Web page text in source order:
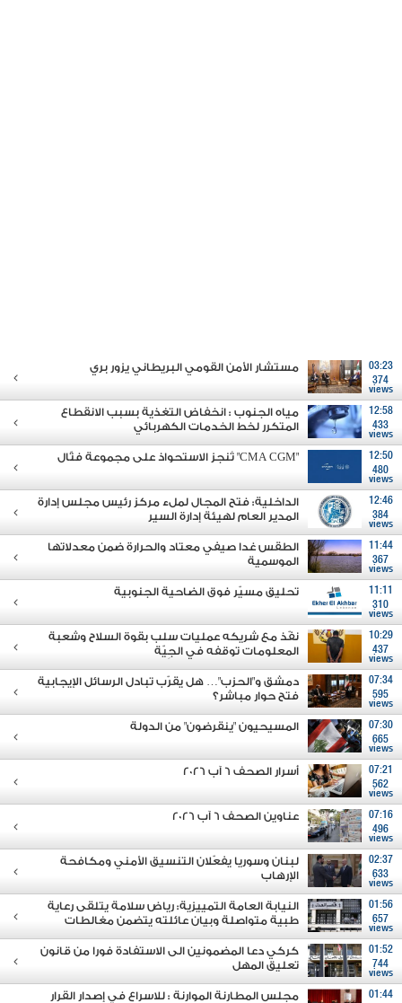
03:23
374
views
مستشار الأمن القومي البريطاني يزور بري
12:58
433
views
مياه الجنوب : انخفاض التغذية بسبب الانقطاع
المتكرر لخط الخدمات الكهربائي
12:50
480
views
"CMA CGM" تُنجز الاستحواذ على مجموعة فتّال
12:46
384
views
الداخلية: فتح المجال لملء مركز رئيس مجلس إدارة
المدير العام لهيئة إدارة السير
11:44
367
views
الطقس غدا صيفي معتاد والحرارة ضمن معدلاتها
الموسمية
11:11
310
views
تحليق مسيّر فوق الضاحية الجنوبية
10:29
437
views
نفّذ مع شريكه عمليات سلب بقوة السلاح وشعبة
المعلومات توقفه في الجِيّة
07:34
595
views
دمشق و"الحزب"… هل يقرّب تبادل الرسائل الإيجابية
فتح حوار مباشر؟
07:30
665
views
المسيحيون "ينقرضون" من الدولة
07:21
562
views
أسرار الصحف 6 آب 2026
07:16
496
views
عناوين الصحف 6 آب 2026
02:37
633
views
لبنان وسوريا يفعّلان التنسيق الأمني ومكافحة
الإرهاب
01:56
657
views
النيابة العامة التمييزية: رياض سلامة يتلقى رعاية
طبية متواصلة وبيان عائلته يتضمن مغالطات
01:52
744
views
كركي دعا المضمونين الى الاستفادة فورا من قانون
تعليق المهل
01:44
مجلس المطارنة الموارنة : للاسراع في إصدار القرار